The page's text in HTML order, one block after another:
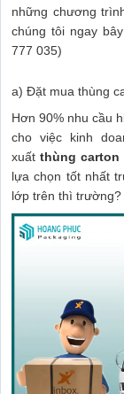
những chương
chúng tôi ngay
777 035)
a) Đặt mua thùng
Hơn 90% nhu cầu
cho việc kinh
xuấtthùng carton
lựa chọn tốt nhất
lớp trên thì trường?